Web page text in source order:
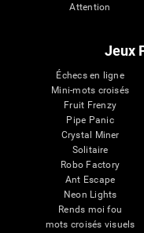
Attention
Jeux
Échecs en ligne
Mini-mots croisés
Fruit Frenzy
Pipe Panic
Crystal Miner
Solitaire
Robo Factory
Ant Escape
Neon Lights
Rends moi fou
mots croisés visuels